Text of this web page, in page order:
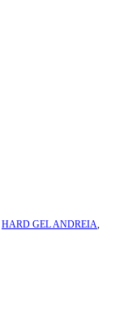
HARD GEL ANDREIA,